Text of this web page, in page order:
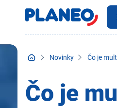
Novinky Čo je
Čo je